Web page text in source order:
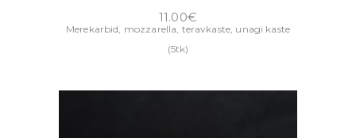
11.00€
Merekarbid, mozzarella, teravkaste, unagi kaste
(5tk)